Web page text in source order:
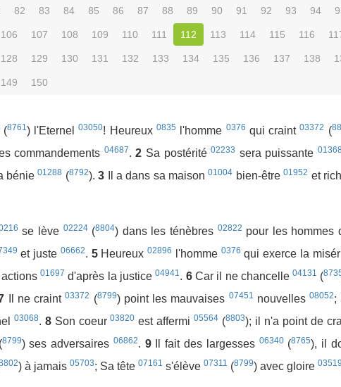
82 83 84 85 86 87 88 89 90 91 92 93 94
106 107 108 109 110 111 112 113 114 115 116
128 129 130 131 132 133 134 135 136 137 138
149 150
(8761) l'Eternel03050! Heureux0835 l'homme 0376 qui craint03372 (
commandements 04687. 2 Sa postérité02233 sera puissante
bénie01288 (8792). 3 Il a dans sa maison01004 bien-être01952 et
se lève 02224(8804) dans les ténèbres 02822 pour les hommes
et juste 06662. 5 Heureux02896 l'homme 0376 qui exerce la
actions01697 d'après la justice04941. 6 Car il ne chancelle04131 (
Il ne craint03372 (8799) point les mauvaises 07451 nouvelles08052;
03068. 8 Son coeur03820 est affermi05564 (8803); il n'a point de
8799) ses adversaires 06862. 9 Il fait des largesses 06340(8765), il
) à jamais 05703; Sa tête 07161 s'élève 07311 (8799) avec gloire 03519